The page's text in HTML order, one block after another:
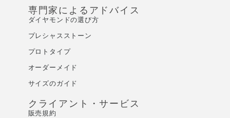
専門家によるアドバイス
ダイヤモンドの選び方
プレシャスストーン
プロトタイプ
オーダーメイド
サイズのガイド
クライアント・サービス
販売規約